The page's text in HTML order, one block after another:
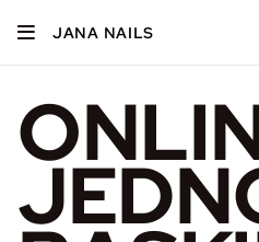
JANA NAILS